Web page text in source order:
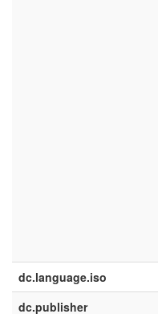
dc.language.iso
dc.publisher